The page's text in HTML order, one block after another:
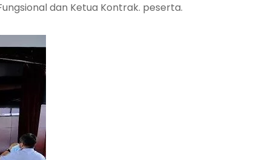
dan Ketua Kontrak. peserta.